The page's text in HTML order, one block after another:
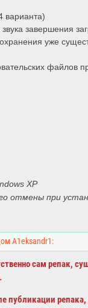
варианта)
завершения
уже
файлов
XP
отмены при
A1eksandr1:
сам репак,
публикации